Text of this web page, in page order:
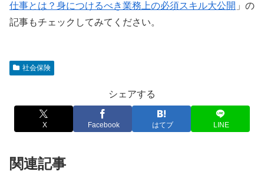
仕事とは？身につけるべき業務上の必須スキル大公開 」の
記事もチェックしてみてください。
社会保険
シェアする
X Facebook はてブ LINE
関連記事